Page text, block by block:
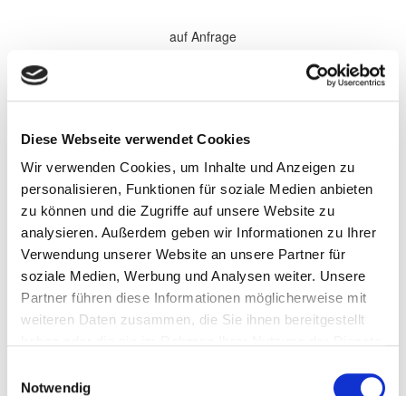
Diese Webseite verwendet Cookies
Wir verwenden Cookies, um Inhalte und Anzeigen zu
personalisieren, Funktionen für soziale Medien anbieten
zu können und die Zugriffe auf unsere Website zu
analysieren. Außerdem geben wir Informationen zu Ihrer
Verwendung unserer Website an unsere Partner für
soziale Medien, Werbung und Analysen weiter. Unsere
Partner führen diese Informationen möglicherweise mit
weiteren Daten zusammen, die Sie ihnen bereitgestellt
Notwendig
auf Anfrage
Komplette Überholung aller Softparts (Verschleißteile) im
Getriebe. Elektronische Komponenten, sowie Antriebsteile werden
bei Bedarf gewechselt und nach Absprache separat berechnet.
Wandler werden nach Bedarf zu den aufgeführten Preisen
überholt.
Persönliche Informationen
Vorname
Name
Firma/Unternehmen